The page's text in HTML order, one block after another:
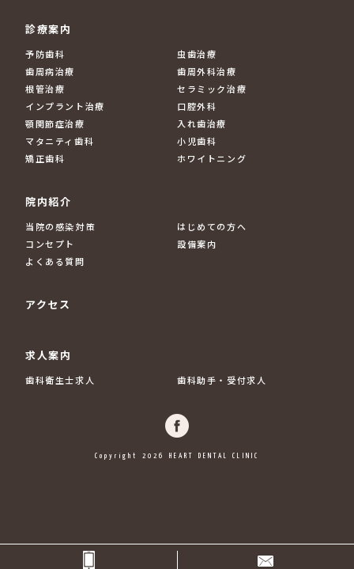
診療案内
予防歯科
虫歯治療
歯周病治療
歯周外科治療
根管治療
セラミック治療
インプラント治療
口腔外科
顎関節症治療
入れ歯治療
マタニティ歯科
小児歯科
矯正歯科
ホワイトニング
院内紹介
当院の感染対策
はじめての方へ
コンセプト
設備案内
よくある質問
アクセス
求人案内
歯科衛生士求人 歯科助手・受付求人
Copyright 2026 HEART DENTAL CLINIC